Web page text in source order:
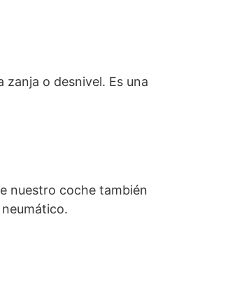
o desnivel. Es una
nuestro coche también